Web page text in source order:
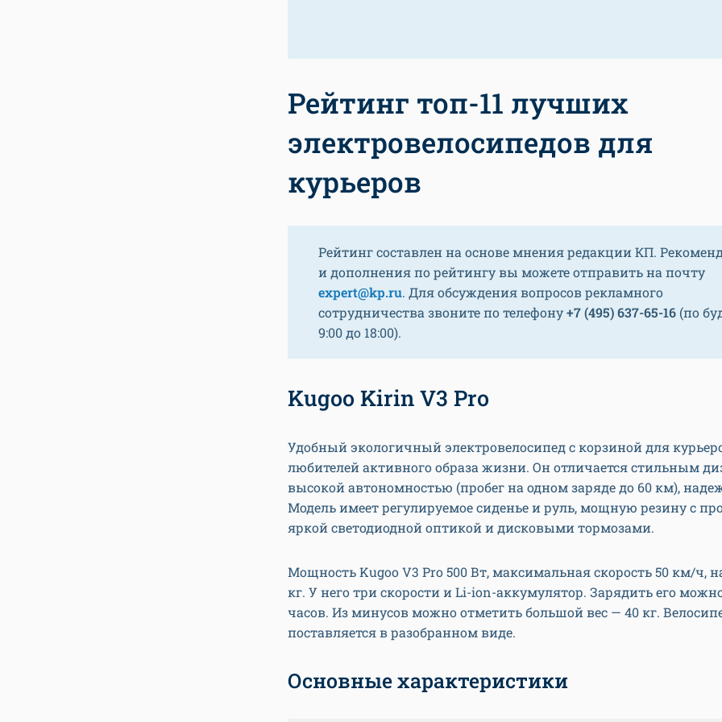
Рейтинг топ-11 лучших
электровелосипедов для
курьеров
Рейтинг составлен на основе мнения редакции КП.
и дополнения по рейтингу вы можете отправить на почту
expert@kp.ru. Для обсуждения вопросов рекламного
сотрудничества звоните по телефону+7 (495) 637-65-16 (по
9:00 до 18:00).
Kugoo Kirin V3 Pro
Удобный экологичный электровелосипед с корзиной для
любителей активного образа жизни. Он отличается стильным
высокой автономностью (пробег на одном заряде до 60 км),
Модель имеет регулируемое сиденье и руль, мощную резину с
яркой светодиодной оптикой и дисковыми тормозами.
Мощность Kugoo V3 Pro 500 Вт, максимальная скорость 50 км/ч,
кг. У него три скорости и Li-ion-аккумулятор. Зарядить его
часов. Из минусов можно отметить большой вес — 40 кг.
поставляется в разобранном виде.
Основные характеристики